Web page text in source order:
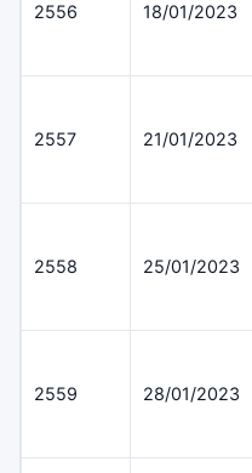
2556 18/01/2023
2557 21/01/2023
2558 25/01/2023
2559 28/01/2023